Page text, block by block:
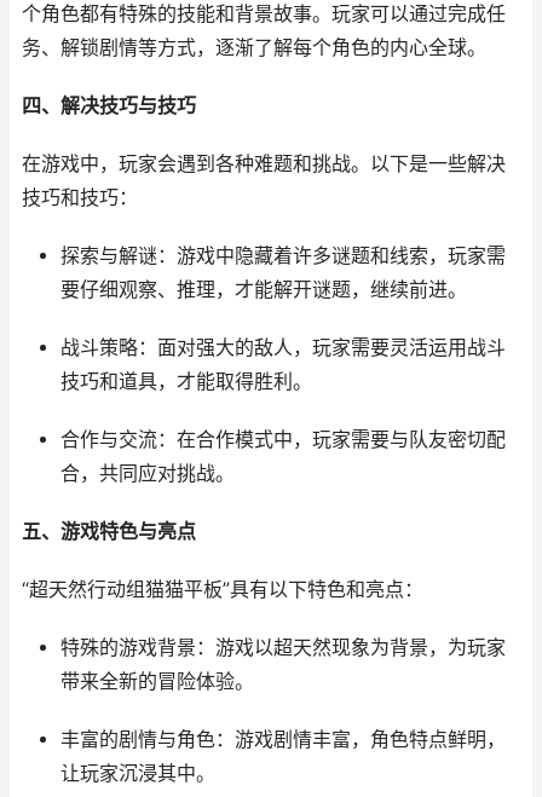
个角色都有特殊的技能和背景故事。玩家可以通过完成任
务、解锁剧情等方式，逐渐了解每个角色的内心全球。
四、解决技巧与技巧
在游戏中，玩家会遇到各种难题和挑战。以下是一些解决
技巧和技巧：
探索与解谜：游戏中隐藏着许多谜题和线索，玩家需
要仔细观察、推理，才能解开谜题，继续前进。
战斗策略：面对强大的敌人，玩家需要灵活运用战斗
技巧和道具，才能取得胜利。
合作与交流：在合作模式中，玩家需要与队友密切配
合，共同应对挑战。
五、游戏特色与亮点
“超天然行动组猫猫平板”具有以下特色和亮点：
特殊的游戏背景：游戏以超天然现象为背景，为玩家
带来全新的冒险体验。
丰富的剧情与角色：游戏剧情丰富，角色特点鲜明，
让玩家沉浸其中。